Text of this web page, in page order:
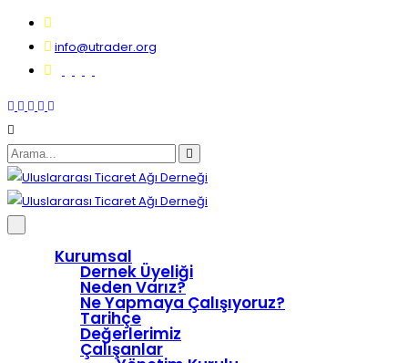
info@utrader.org
Kurumsal
Dernek Üyeliği
Neden Varız?
Ne Yapmaya Çalışıyoruz?
Tarihçe
Değerlerimiz
Çalışanlar